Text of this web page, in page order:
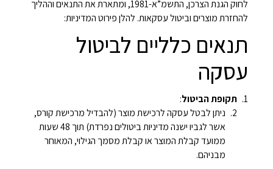
לחוק הגנת הצרכן, התשמ”א-1981, ומתארת את התנאים וההליך
להחזרת מוצרים וביטול עסקאות. להלן פירוט המדיניות:
תנאים כלליים לביטול
עסקה
תקופת הביטול:
ניתן לבטל עסקה לרכישת מוצר (להבדיל מרכישת קורס,
אשר לגביו ישנה מדיניות ביטולים נפרדת) תוך 48 שעות
ממועד קבלת המוצר או קבלת מסמך הגילוי, המאוחר
מבניהם.